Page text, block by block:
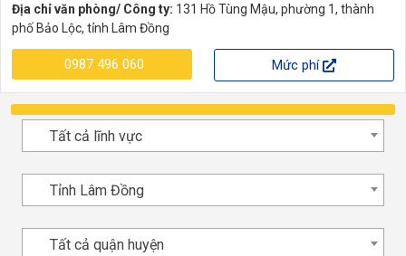
Địa chỉ văn phòng/ Công ty: 131 Hồ Tùng Mậu, phường 1, thành
phố Bảo Lộc, tỉnh Lâm Đồng
0987 496 060 Mức phí
Tất cả lĩnh vực
Tỉnh Lâm Đồng
Tất cả quận huyện